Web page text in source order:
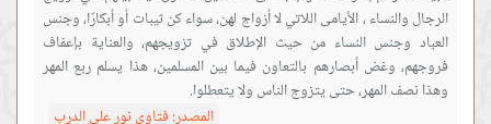
الرجال والنساء ، الأيامى اللاتي لا أزواج لهن، سواء كن ثيبات أو أبكارًا، وجنس
العباد وجنس النساء من حيث الإطلاق في تزويجهم، والعناية بإعفاف
فروجهم، وغض أبصارهم بالتعاون فيما بين المسلمين، هذا يسلم ربع المهر
وهذا نصف المهر، حتى يتزوج الناس ولا يتعطلوا.
المصدر:فتاوى نور على الدرب